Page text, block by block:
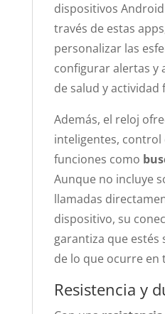
dispositivos Android
través de estas
personalizar las
configurar alertas y
de salud y actividad
Además, el reloj
inteligentes, control
funciones como
Aunque no incluye
llamadas
dispositivo, su
garantiza que estés
de lo que ocurre en
Resistencia y